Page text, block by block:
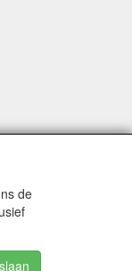
de